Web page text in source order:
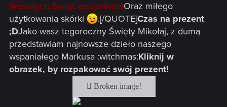
Wesołych Świąt wszystkim!Oraz miłego
użytkowania skórki
.[/QUOTE]Czas na prezent
;DJako wasz tegoroczny Święty Mikołaj, z dumą
przedstawiam najnowsze dzieło naszego
wspaniałego Markusa :witchmas:Kliknij w
obrazek, by rozpakować swój prezent!